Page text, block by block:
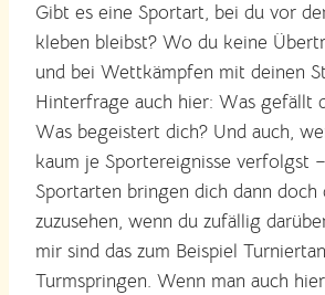
Gibt es eine Sportart, bei du vor
kleben bleibst? Wo du keine
und bei Wettkämpfen mit deinen
Hinterfrage auch hier: Was gefällt
Was begeistert dich? Und auch,
kaum je Sportereignisse verfolgst
Sportarten bringen dich dann doch
zuzusehen, wenn du zufällig
mir sind das zum Beispiel
Turmspringen. Wenn man auch